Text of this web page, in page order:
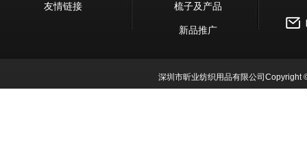
友情链接 梳子及产品
新品推广
深圳市昕业纺织用品有限公司Copyright © 2018